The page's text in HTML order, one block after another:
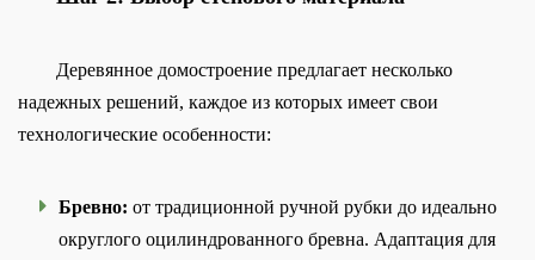
Деревянное домостроение предлагает несколько
надежных решений, каждое из которых имеет свои
технологические особенности:
Бревно: от традиционной ручной рубки до идеально
округлого оцилиндрованного бревна. Адаптация для